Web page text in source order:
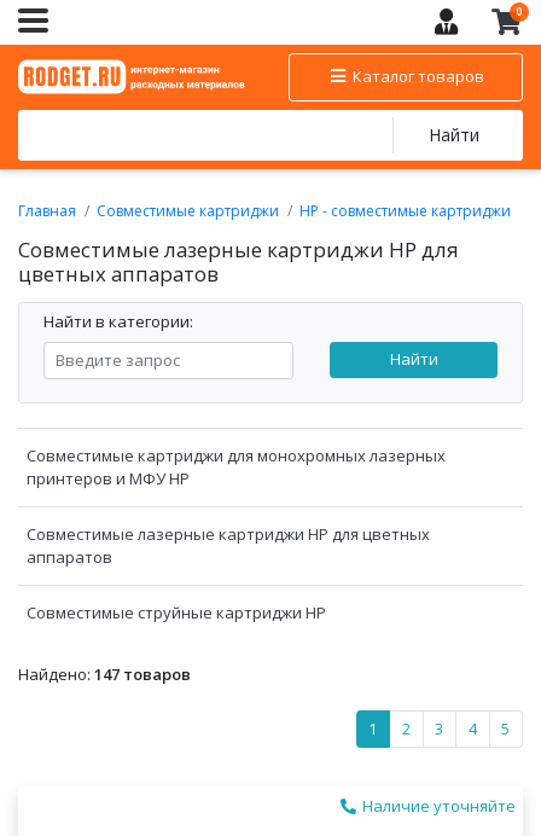
0
Каталог товаров
Найти
Главная Совместимые картриджи
HP - совместимые картриджи
Совместимые лазерные картриджи HP для
цветных аппаратов
Найти в категории:
Найти
Совместимые картриджи для монохромных лазерных
принтеров и МФУ HP
Совместимые лазерные картриджи HP для цветных
аппаратов
Совместимые струйные картриджи HP
Найдено: 147 товаров
1 2 3 4 5
Наличие уточняйте